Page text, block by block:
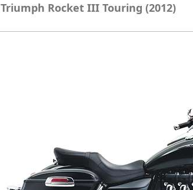
Triumph Rocket III Touring (2012)